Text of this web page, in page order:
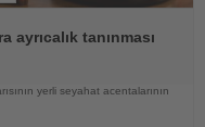
tanınması
yerli seyahat acentalarının